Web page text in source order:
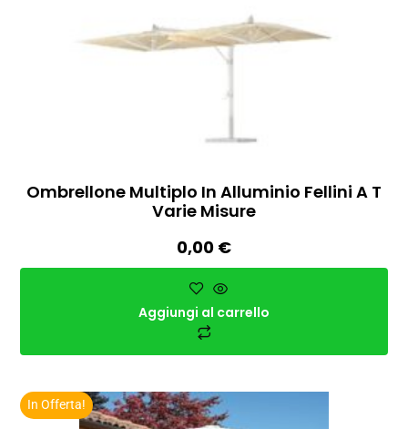
Ombrellone Multiplo In Alluminio Fellini A T
Varie Misure
0,00 €
Aggiungi al carrello
In Offerta!